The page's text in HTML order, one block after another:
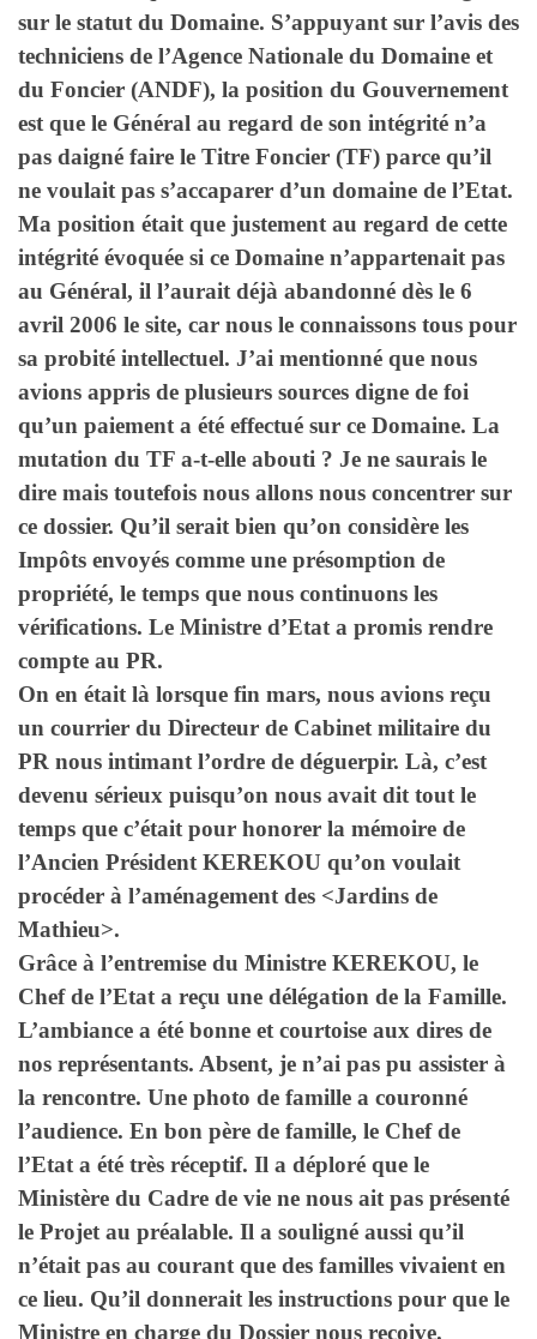
sur le statut du Domaine. S’appuyant sur l’avis des
techniciens de l’Agence Nationale du Domaine et
du Foncier (ANDF), la position du Gouvernement
est que le Général au regard de son intégrité n’a
pas daigné faire le Titre Foncier (TF) parce qu’il
ne voulait pas s’accaparer d’un domaine de l’Etat.
Ma position était que justement au regard de cette
intégrité évoquée si ce Domaine n’appartenait pas
au Général, il l’aurait déjà abandonné dès le 6
avril 2006 le site, car nous le connaissons tous pour
sa probité intellectuel. J’ai mentionné que nous
avions appris de plusieurs sources digne de foi
qu’un paiement a été effectué sur ce Domaine. La
mutation du TF a-t-elle abouti ? Je ne saurais le
dire mais toutefois nous allons nous concentrer sur
ce dossier. Qu’il serait bien qu’on considère les
Impôts envoyés comme une présomption de
propriété, le temps que nous continuons les
vérifications. Le Ministre d’Etat a promis rendre
compte au PR.
On en était là lorsque fin mars, nous avions reçu
un courrier du Directeur de Cabinet militaire du
PR nous intimant l’ordre de déguerpir. Là, c’est
devenu sérieux puisqu’on nous avait dit tout le
temps que c’était pour honorer la mémoire de
l’Ancien Président KEREKOU qu’on voulait
procéder à l’aménagement des <Jardins de
Mathieu>.
Grâce à l’entremise du Ministre KEREKOU, le
Chef de l’Etat a reçu une délégation de la Famille.
L’ambiance a été bonne et courtoise aux dires de
nos représentants. Absent, je n’ai pas pu assister à
la rencontre. Une photo de famille a couronné
l’audience. En bon père de famille, le Chef de
l’Etat a été très réceptif. Il a déploré que le
Ministère du Cadre de vie ne nous ait pas présenté
le Projet au préalable. Il a souligné aussi qu’il
n’était pas au courant que des familles vivaient en
ce lieu. Qu’il donnerait les instructions pour que le
Ministre en charge du Dossier nous reçoive.